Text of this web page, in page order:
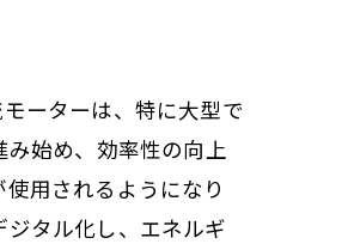
ーターは、特に大型で
始め、効率性の向上
用されるようになり
タル化し、エネルギ